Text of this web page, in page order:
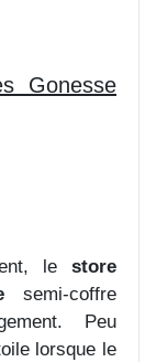
Gonesse
le store
semi-coffre
Peu
lorsque le